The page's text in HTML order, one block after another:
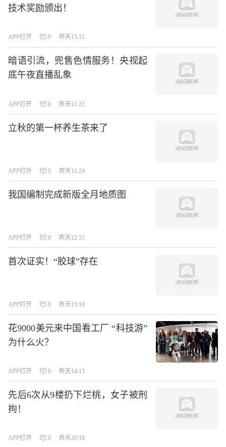
技术奖励颁出！
APP打开 0 昨天15:15
暗语引流，兜售色情服务！央视起
底午夜直播乱象
APP打开 0 昨天11:22
立秋的第一杯养生茶来了
APP打开 0 昨天11:24
我国编制完成新版全月地质图
APP打开 0 昨天12:55
首次证实！“胶球”存在
APP打开 0 昨天13:18
花9000美元来中国看工厂 “科技游”
为什么火？
APP打开 0 昨天14:13
先后6次从9楼扔下烂桃，女子被刑
拘！
APP打开 0 昨天20:18